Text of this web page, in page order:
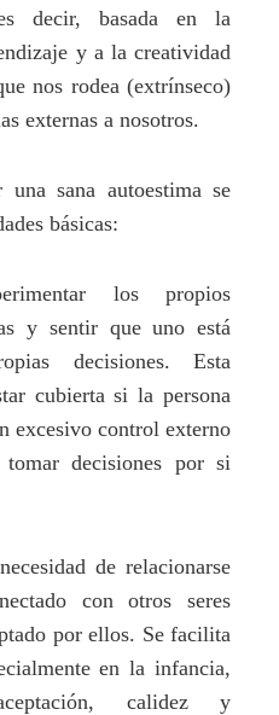
decir, basada en la
y a la creatividad
nos rodea (extrínseco)
externas a nosotros.
sana autoestima se
básicas:
los propios
y sentir que uno está
decisiones. Esta
cubierta si la persona
excesivo control externo
decisiones por si
de relacionarse
con otros seres
por ellos. Se facilita
en la infancia,
calidez y